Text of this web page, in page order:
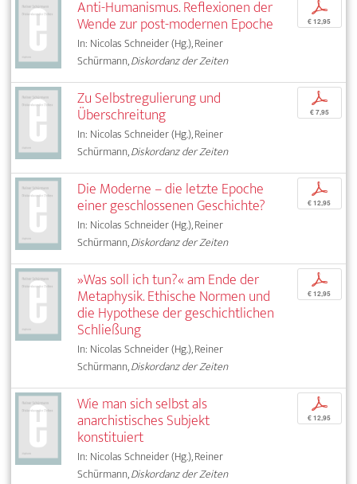
Anti-Humanismus. Reflexionen der
Wende zur post-modernen Epoche
In: Nicolas Schneider (Hg.), Reiner
Schürmann,Diskordanz der Zeiten
p
€ 12,95
Zu Selbstregulierung und
Überschreitung
In: Nicolas Schneider (Hg.), Reiner
Schürmann,Diskordanz der Zeiten
p
€ 7,95
Die Moderne – die letzte Epoche
einer geschlossenen Geschichte?
In: Nicolas Schneider (Hg.), Reiner
Schürmann,Diskordanz der Zeiten
p
€ 12,95
»Was soll ich tun?« am Ende der
Metaphysik. Ethische Normen und
die Hypothese der geschichtlichen
Schließung
In: Nicolas Schneider (Hg.), Reiner
Schürmann,Diskordanz der Zeiten
p
€ 12,95
Wie man sich selbst als
anarchistisches Subjekt
konstituiert
In: Nicolas Schneider (Hg.), Reiner
Schürmann,Diskordanz der Zeiten
p
€ 12,95